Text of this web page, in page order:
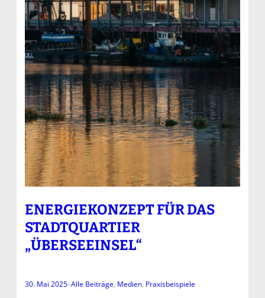
ENERGIEKONZEPT FÜR DAS
STADTQUARTIER
„ÜBERSEEINSEL“
30. Mai 2025–Alle Beiträge, Medien, Praxisbeispiele